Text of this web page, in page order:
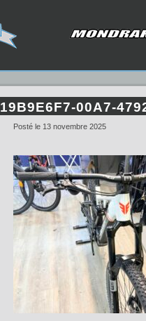
19B9E6F7-00A7-
Posté le 13 novembre 2025